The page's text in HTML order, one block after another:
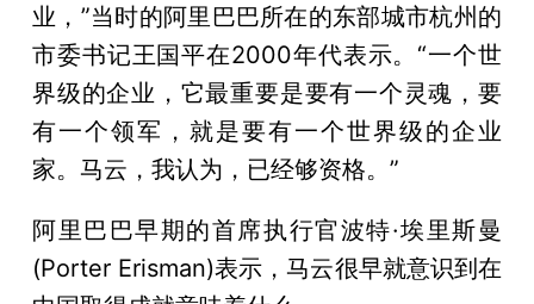
业，”当时的阿里巴巴所在的东部城市杭州的
市委书记王国平在2000年代表示。“一个世
界级的企业，它最重要是要有一个灵魂，要
有一个领军，就是要有一个世界级的企业
家。马云，我认为，已经够资格。”
阿里巴巴早期的首席执行官波特·埃里斯曼
(Porter Erisman)表示，马云很早就意识到在